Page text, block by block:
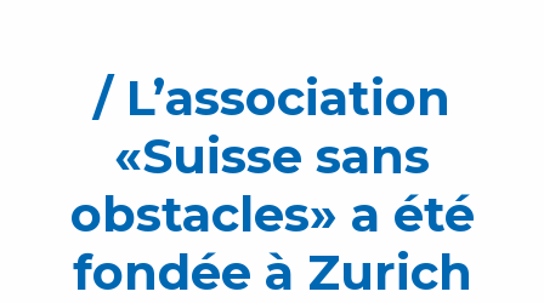
/ L’association
«Suisse sans
obstacles» a été
fondée à Zurich